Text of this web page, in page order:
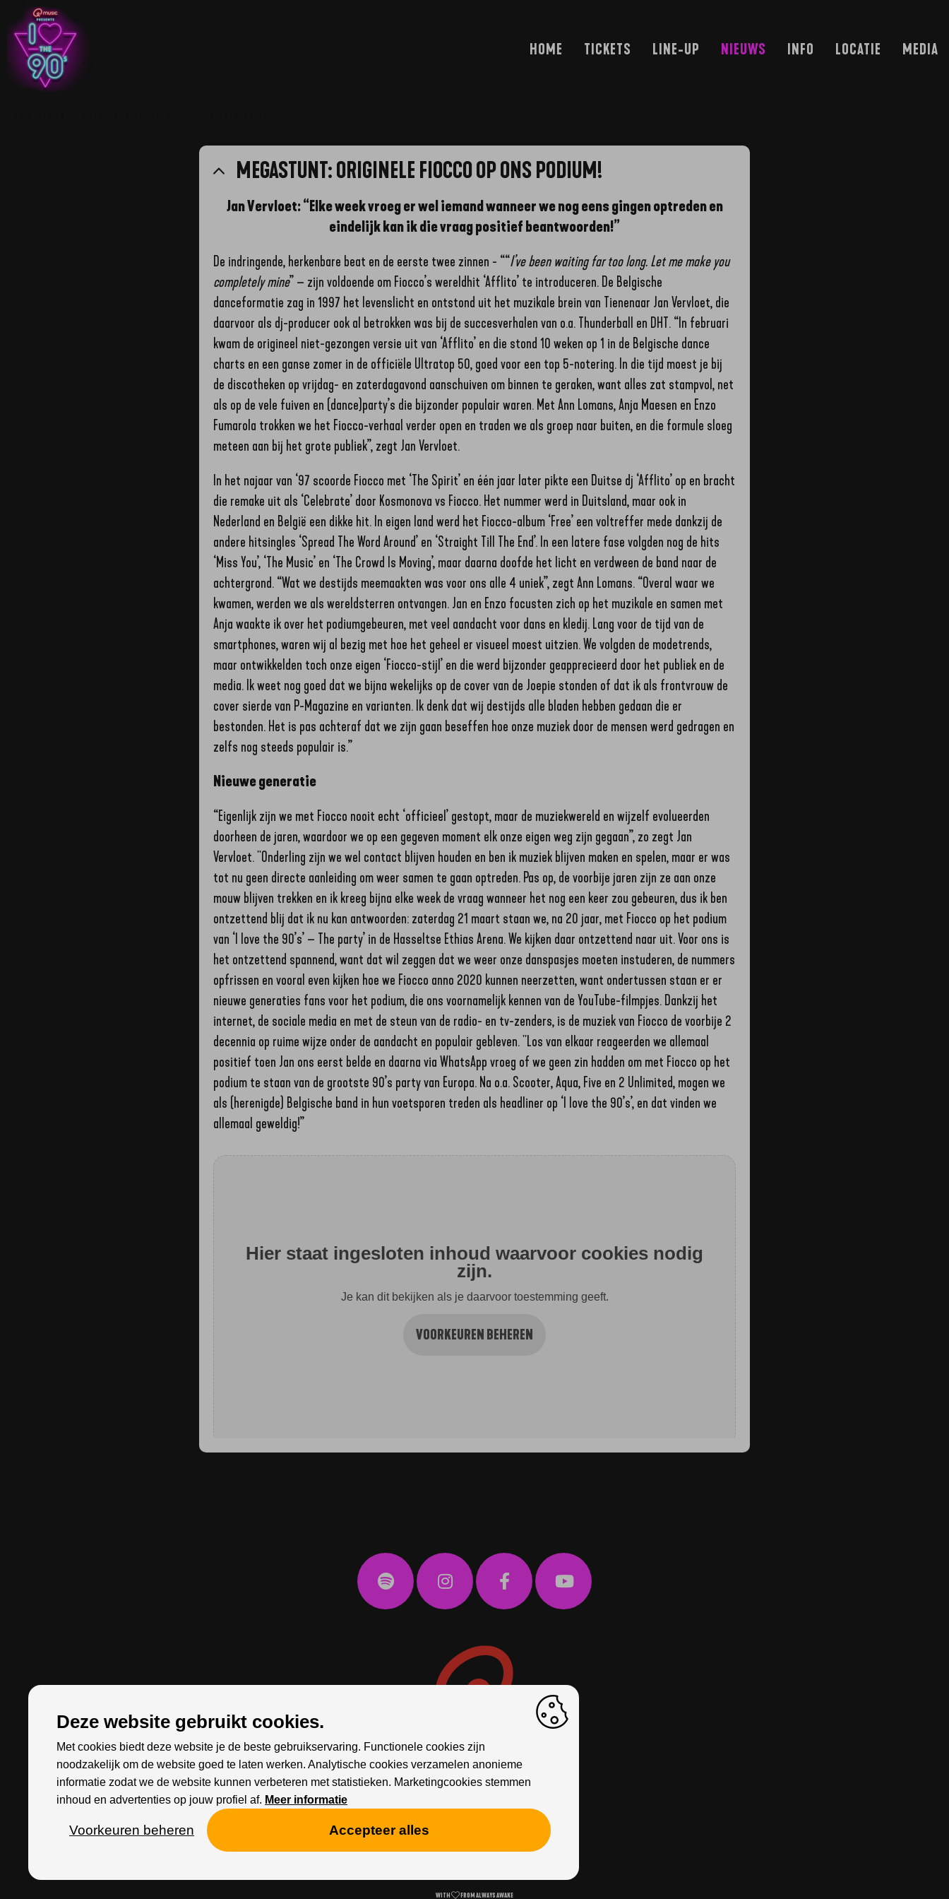
HOME TICKETS LINE-UP NIEUWS INFO LOCATIE MEDIA
MEGASTUNT: ORIGINELE FIOCCO OP ONS PODIUM!
Jan Vervloet: “Elke week vroeg er wel iemand wanneer we nog eens gingen optreden en
eindelijk kan ik die vraag positief beantwoorden!”
De indringende, herkenbare beat en de eerste twee zinnen - ““I’ve been waiting far too long. Let me make you
completely mine” – zijn voldoende om Fiocco’s wereldhit ‘Afflito’ te introduceren. De Belgische
danceformatie zag in 1997 het levenslicht en ontstond uit het muzikale brein van Tienenaar Jan Vervloet, die
daarvoor als dj-producer ook al betrokken was bij de succesverhalen van o.a. Thunderball en DHT. “In februari
kwam de origineel niet-gezongen versie uit van ‘Afflito’ en die stond 10 weken op 1 in de Belgische dance
charts en een ganse zomer in de officiële Ultratop 50, goed voor een top 5-notering. In die tijd moest je bij
de discotheken op vrijdag- en zaterdagavond aanschuiven om binnen te geraken, want alles zat stampvol, net
als op de vele fuiven en (dance)party’s die bijzonder populair waren. Met Ann Lomans, Anja Maesen en Enzo
Fumarola trokken we het Fiocco-verhaal verder open en traden we als groep naar buiten, en die formule sloeg
meteen aan bij het grote publiek”, zegt Jan Vervloet.
In het najaar van ‘97 scoorde Fiocco met ‘The Spirit’ en één jaar later pikte een Duitse dj ‘Afflito’ op en bracht
die remake uit als ‘Celebrate’ door Kosmonova vs Fiocco. Het nummer werd in Duitsland, maar ook in
Nederland en België een dikke hit. In eigen land werd het Fiocco-album ‘Free’ een voltreffer mede dankzij de
andere hitsingles ‘Spread The Word Around’ en ‘Straight Till The End’. In een latere fase volgden nog de hits
‘Miss You’, ‘The Music’ en ‘The Crowd Is Moving’, maar daarna doofde het licht en verdween de band naar de
achtergrond. “Wat we destijds meemaakten was voor ons alle 4 uniek”, zegt Ann Lomans. “Overal waar we
kwamen, werden we als wereldsterren ontvangen. Jan en Enzo focusten zich op het muzikale en samen met
Anja waakte ik over het podiumgebeuren, met veel aandacht voor dans en kledij. Lang voor de tijd van de
smartphones, waren wij al bezig met hoe het geheel er visueel moest uitzien. We volgden de modetrends,
maar ontwikkelden toch onze eigen ‘Fiocco-stijl’ en die werd bijzonder geapprecieerd door het publiek en de
media. Ik weet nog goed dat we bijna wekelijks op de cover van de Joepie stonden of dat ik als frontvrouw de
cover sierde van P-Magazine en varianten. Ik denk dat wij destijds alle bladen hebben gedaan die er
bestonden. Het is pas achteraf dat we zijn gaan beseffen hoe onze muziek door de mensen werd gedragen en
zelfs nog steeds populair is.”
Nieuwe generatie
“Eigenlijk zijn we met Fiocco nooit echt ‘officieel’ gestopt, maar de muziekwereld en wijzelf evolueerden
doorheen de jaren, waardoor we op een gegeven moment elk onze eigen weg zijn gegaan”, zo zegt Jan
Vervloet. "Onderling zijn we wel contact blijven houden en ben ik muziek blijven maken en spelen, maar er was
tot nu geen directe aanleiding om weer samen te gaan optreden. Pas op, de voorbije jaren zijn ze aan onze
mouw blijven trekken en ik kreeg bijna elke week de vraag wanneer het nog een keer zou gebeuren, dus ik ben
ontzettend blij dat ik nu kan antwoorden: zaterdag 21 maart staan we, na 20 jaar, met Fiocco op het podium
van ‘I love the 90’s’ – The party’ in de Hasseltse Ethias Arena. We kijken daar ontzettend naar uit. Voor ons is
het ontzettend spannend, want dat wil zeggen dat we weer onze danspasjes moeten instuderen, de nummers
opfrissen en vooral even kijken hoe we Fiocco anno 2020 kunnen neerzetten, want ondertussen staan er er
nieuwe generaties fans voor het podium, die ons voornamelijk kennen van de YouTube-filmpjes. Dankzij het
internet, de sociale media en met de steun van de radio- en tv-zenders, is de muziek van Fiocco de voorbije 2
decennia op ruime wijze onder de aandacht en populair gebleven. "Los van elkaar reageerden we allemaal
positief toen Jan ons eerst belde en daarna via WhatsApp vroeg of we geen zin hadden om met Fiocco op het
podium te staan van de grootste 90’s party van Europa. Na o.a. Scooter, Aqua, Five en 2 Unlimited, mogen we
als (herenigde) Belgische band in hun voetsporen treden als headliner op ‘I love the 90’s’, en dat vinden we
allemaal geweldig!”
Hier staat ingesloten inhoud waarvoor cookies nodig
zijn.
Je kan dit bekijken als je daarvoor toestemming geeft.
VOORKEUREN BEHEREN
WITH FROM ALWAYS AWAKE
Deze website gebruikt cookies.
Met cookies biedt deze website je de beste gebruikservaring. Functionele cookies zijn
noodzakelijk om de website goed te laten werken. Analytische cookies verzamelen anonieme
informatie zodat we de website kunnen verbeteren met statistieken. Marketingcookies stemmen
inhoud en advertenties op jouw profiel af. Meer informatie
Voorkeuren beheren Accepteer alles